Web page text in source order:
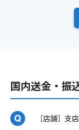
国内送金・振
［店舗］支